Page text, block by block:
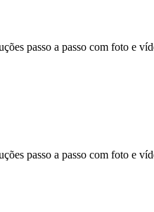
passo a passo com foto e
passo a passo com foto e